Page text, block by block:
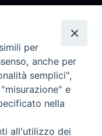
Sociali
per
anche per
semplici",
e
nella
all'utilizzo dei